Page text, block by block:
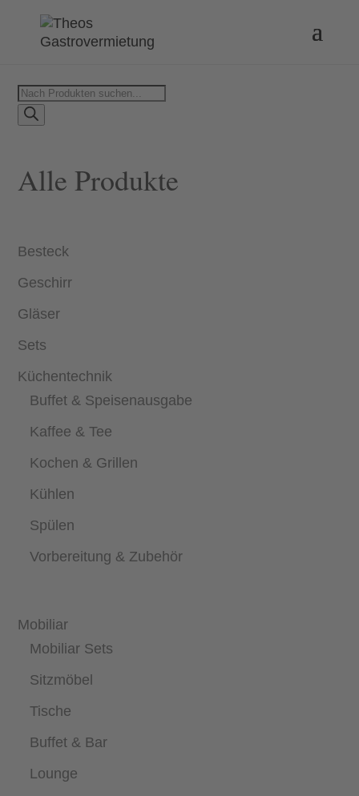
Products
search
Alle Produkte
Besteck
Geschirr
Gläser
Sets
Küchentechnik
Buffet & Speisenausgabe
Kaffee & Tee
Kochen & Grillen
Kühlen
Spülen
Vorbereitung & Zubehör
Mobiliar
Mobiliar Sets
Sitzmöbel
Tische
Buffet & Bar
Lounge